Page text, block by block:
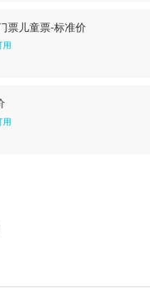
票儿童票-标准价
用
用